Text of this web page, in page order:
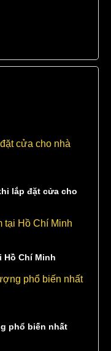
lắp đặt cửa cho
Hồ Chí Minh
phổ biến nhất